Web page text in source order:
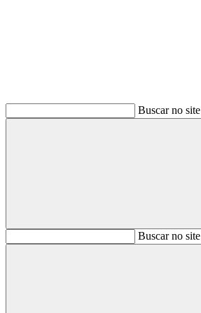
Buscar no site
BuscarBuscar no site